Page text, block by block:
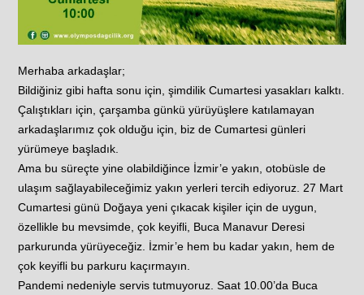
Merhaba arkadaşlar;
Bildiğiniz gibi hafta sonu için, şimdilik Cumartesi yasakları kalktı.
Çalıştıkları için, çarşamba günkü yürüyüşlere katılamayan
arkadaşlarımız çok olduğu için, biz de Cumartesi günleri
yürümeye başladık.
Ama bu süreçte yine olabildiğince İzmir’e yakın, otobüsle de
ulaşım sağlayabileceğimiz yakın yerleri tercih ediyoruz. 27 Mart
Cumartesi günü Doğaya yeni çıkacak kişiler için de uygun,
özellikle bu mevsimde, çok keyifli, Buca Manavur Deresi
parkurunda yürüyeceğiz. İzmir’e hem bu kadar yakın, hem de
çok keyifli bu parkuru kaçırmayın.
Pandemi nedeniyle servis tutmuyoruz. Saat 10.00’da Buca